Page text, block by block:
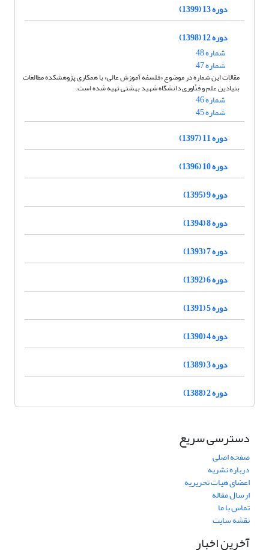
دوره 13 (1399)
دوره 12 (1398)
شماره 48
شماره 47
مقالات این شماره در موضوع «فلسفه آموزش عالی» با همکاری پژوهشکده مطالعات
بنیادین علم و فنّاوری دانشگاه شهید بهشتی تهیه شده است.
شماره 46
شماره 45
دوره 11 (1397)
دوره 10 (1396)
دوره 9 (1395)
دوره 8 (1394)
دوره 7 (1393)
دوره 6 (1392)
دوره 5 (1391)
دوره 4 (1390)
دوره 3 (1389)
دوره 2 (1388)
دسترسی سریع
صفحه اصلی
درباره نشریه
اعضای هیات تحریریه
ارسال مقاله
تماس با ما
نقشه سایت
آخرین اخبار